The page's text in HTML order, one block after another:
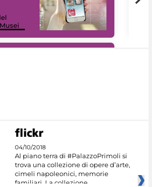
04/10/2018
Al piano terra di #PalazzoPrimoli si
trova una collezione di opere d’arte,
cimeli napoleonici, memorie
familiari. La collezione